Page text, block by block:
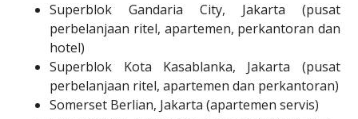
Superblok Gandaria City, Jakarta (pusat
perbelanjaan ritel, apartemen, perkantoran dan
hotel)
Superblok Kota Kasablanka, Jakarta (pusat
perbelanjaan ritel, apartemen dan perkantoran)
Somerset Berlian, Jakarta (apartemen servis)